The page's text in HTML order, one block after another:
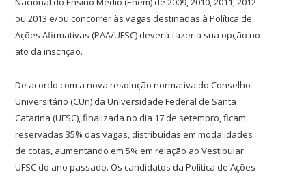
ou 2013 e/ouconcorrer às vagas destinadas à Política de
Ações Afirmativas (PAA/UFSC) deverá fazer a sua opção no
ato da inscrição.
De acordo com anova resolução normativa do Conselho
Universitário (CUn) da Universidade Federal de Santa
Catarina (UFSC), finalizada no dia 17 de setembro, ficam
reservadas 35% das vagas, distribuídas em modalidades
de cotas, aumentando em 5% em relação ao Vestibular
UFSC do ano passado.Os candidatos da Política de Ações